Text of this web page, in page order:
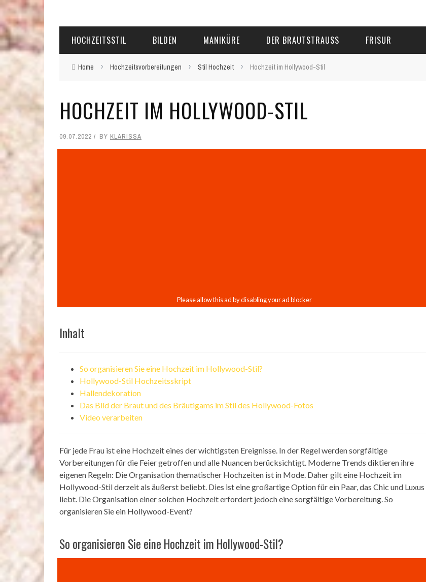
HOCHZEITSSTIL BILDEN MANIKÜRE DER BRAUTSTRAUSS FRISUR
Home › Hochzeitsvorbereitungen › Stil Hochzeit › Hochzeit im Hollywood-Stil
HOCHZEIT IM HOLLYWOOD-STIL
09.07.2022 BY KLARISSA
Inhalt
So organisieren Sie eine Hochzeit im Hollywood-Stil?
Hollywood-Stil Hochzeitsskript
Hallendekoration
Das Bild der Braut und des Bräutigams im Stil des Hollywood-Fotos
Video verarbeiten
Für jede Frau ist eine Hochzeit eines der wichtigsten Ereignisse. In der Regel werden sorgfältige
Vorbereitungen für die Feier getroffen und alle Nuancen berücksichtigt. Moderne Trends diktieren ihre
eigenen Regeln: Die Organisation thematischer Hochzeiten ist in Mode. Daher gilt eine Hochzeit im
Hollywood-Stil derzeit als äußerst beliebt. Dies ist eine großartige Option für ein Paar, das Chic und Luxus
liebt. Die Organisation einer solchen Hochzeit erfordert jedoch eine sorgfältige Vorbereitung. So
organisieren Sie ein Hollywood-Event?
So organisieren Sie eine Hochzeit im Hollywood-Stil?